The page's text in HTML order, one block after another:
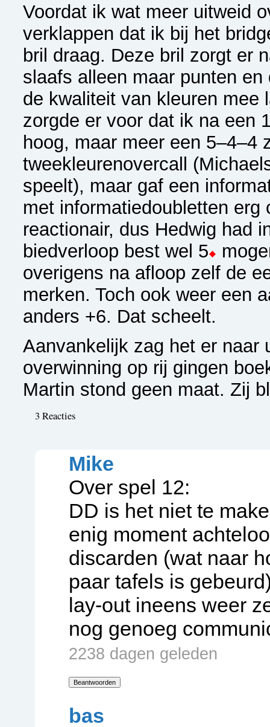
Voordat ik wat meer uitweid
verklappen dat ik bij het
bril draag. Deze bril zorgt er
slaafs alleen maar punten
de kwaliteit van kleuren mee
zorgde er voor dat ik na een
hoog, maar meer een 5–4–4
tweekleurenovercall
speelt), maar gaf een
met informatiedoubletten erg
reactionair, dus Hedwig had
biedverloop best wel 5
overigens na afloop zelf de
merken. Toch ook weer een
anders +6. Dat scheelt.
Aanvankelijk zag het er naar
overwinning op rij gingen
Martin stond geen maat. Zij
3 Reacties
Mike
Over spel 12:
DD is het niet te
enig moment
discarden (wat naar
paar tafels is
lay-out ineens weer
nog genoeg
2238 dagen geleden
Beantwoorden
bas